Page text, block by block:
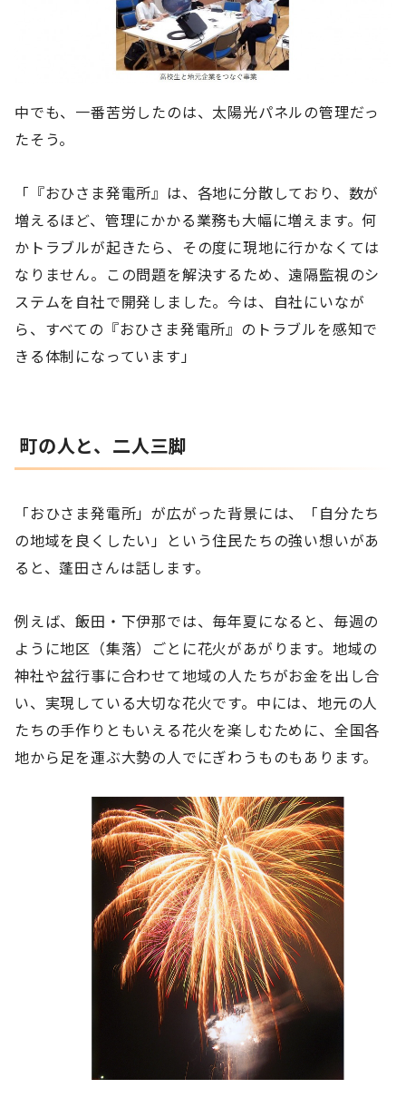
中でも、一番苦労したのは、太陽光パネルの管理だっ
たそう。
「『おひさま発電所』は、各地に分散しており、数が
増えるほど、管理にかかる業務も大幅に増えます。何
かトラブルが起きたら、その度に現地に行かなくては
なりません。この問題を解決するため、遠隔監視のシ
ステムを自社で開発しました。今は、自社にいなが
ら、すべての『おひさま発電所』のトラブルを感知で
きる体制になっています」
町の人と、二人三脚
「おひさま発電所」が広がった背景には、「自分たち
の地域を良くしたい」という住民たちの強い想いがあ
ると、蓬田さんは話します。
例えば、飯田・下伊那では、毎年夏になると、毎週の
ように地区（集落）ごとに花火があがります。地域の
神社や盆行事に合わせて地域の人たちがお金を出し合
い、実現している大切な花火です。中には、地元の人
たちの手作りともいえる花火を楽しむために、全国各
地から足を運ぶ大勢の人でにぎわうものもあります。